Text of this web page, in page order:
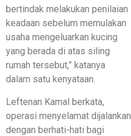
bertindak melakukan penilaian
keadaan sebelum memulakan
usaha mengeluarkan kucing
yang berada di atas siling
rumah tersebut,” katanya
dalam satu kenyataan.
Leftenan Kamal berkata,
operasi menyelamat dijalankan
dengan berhati-hati bagi